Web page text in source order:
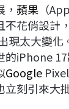
L
i
n
k
蘋果 （
花俏設計
現太大變化
的iPhone
Google
刻引來大